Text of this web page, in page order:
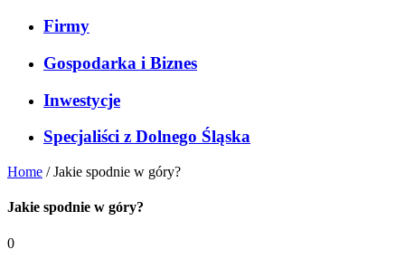
Firmy
Gospodarka i Biznes
Inwestycje
Specjaliści z Dolnego Śląska
Home /Jakie spodnie w góry?
Jakie spodnie w góry?
0